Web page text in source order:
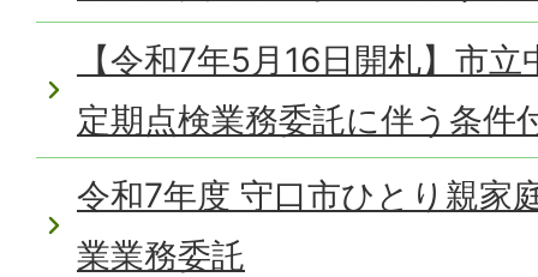
【令和7年5月16日開札】市
定期点検業務委託に伴う条件
令和7年度 守口市ひとり親家
業業務委託